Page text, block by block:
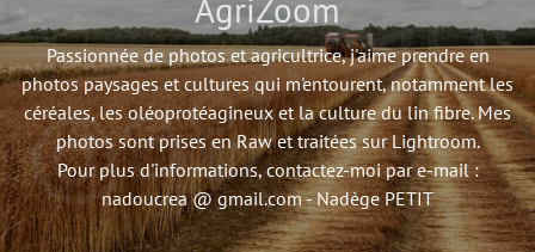
AgriZoom
Passionnée de photos et agricultrice, j'aime prendre en
photos paysages et cultures qui m'entourent, notamment les
céréales, les oléoprotéagineux et la culture du lin fibre. Mes
photos sont prises en Raw et traitées sur Lightroom.
Pour plus d'informations, contactez-moi par e-mail :
nadoucrea @ gmail.com - Nadège PETIT